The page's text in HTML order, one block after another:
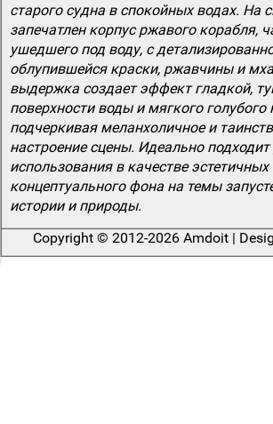
старого судна в спокойных водах. На
запечатлен корпус ржавого корабля,
ушедшего под воду, с
облупившейся краски, ржавчины и
выдержка создает эффект гладкой,
поверхности воды и мягкого голубого
подчеркивая меланхоличное и
настроение сцены. Идеально
использования в качестве
концептуального фона на темы
истории и природы.
Copyright © 2012-2026 Amdoit |